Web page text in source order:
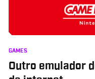
GAMES
Outro emulador